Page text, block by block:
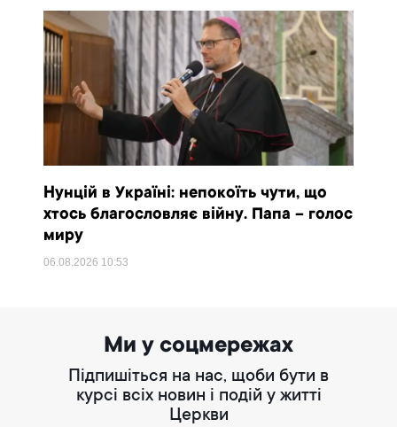
Нунцій в Україні: непокоїть чути, що
хтось благословляє війну. Папа – голос
миру
06.08.2026 10:53
Ми у соцмережах
Підпишіться на нас, щоби бути в
курсі всіх новин і подій у житті
Церкви